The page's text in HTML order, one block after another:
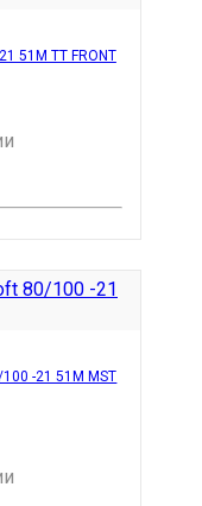
51M TT FRONT
-21 51M MST